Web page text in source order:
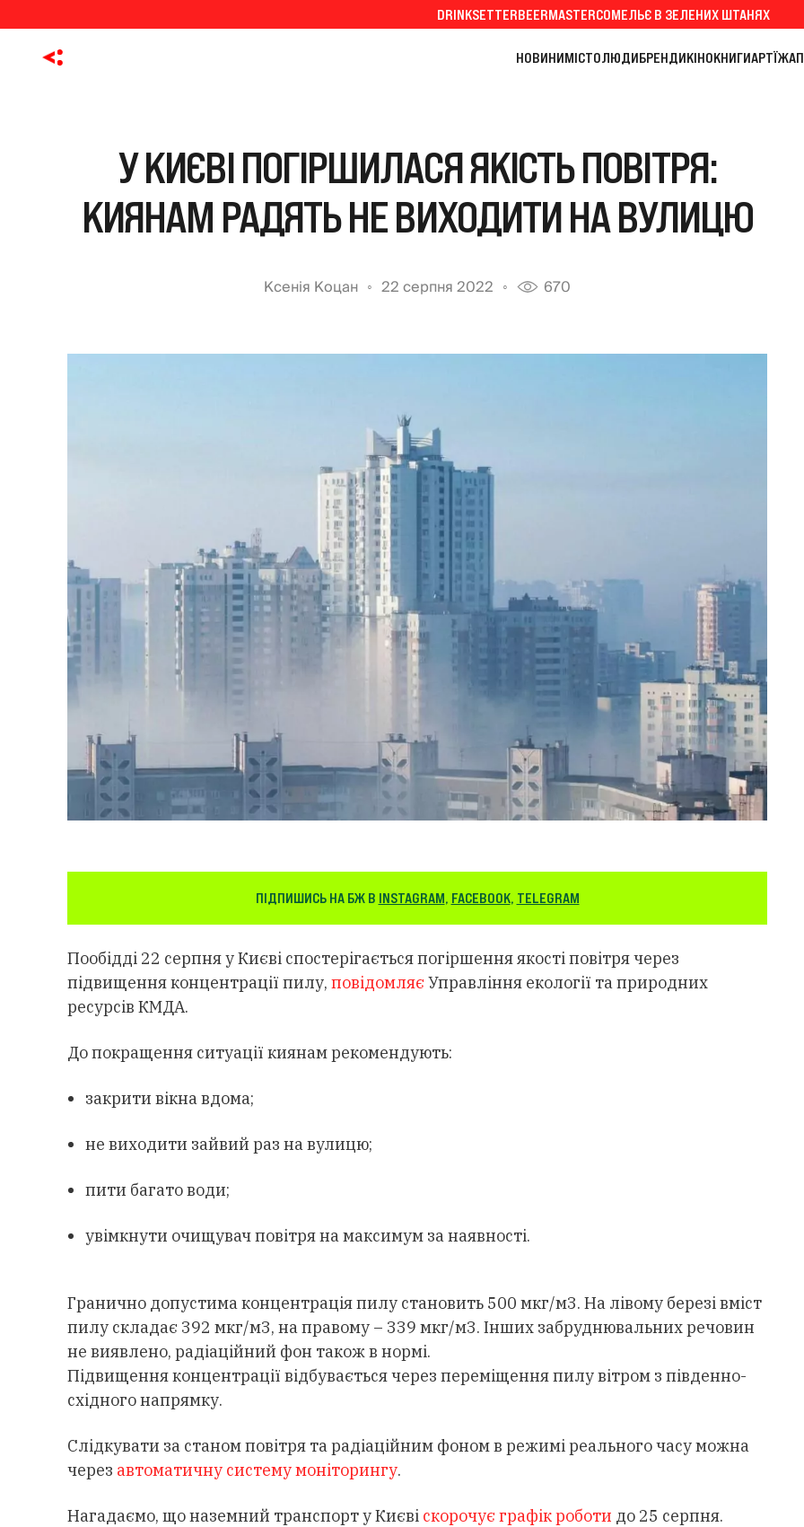
DRINKSETTERBEERMASTERСОМЕЛЬЄ В ЗЕЛЕНИХ ШТАНЯХ
НОВИНИМІСТОЛЮДИБРЕНДИКІНОКНИГИАРТЇЖА
У КИЄВІ ПОГІРШИЛАСЯ ЯКІСТЬ ПОВІТРЯ:
КИЯНАМ РАДЯТЬ НЕ ВИХОДИТИ НА ВУЛИЦЮ
Ксенія Коцан 22 серпня 2022 670
ПІДПИШИСЬ НА БЖ В INSTAGRAM, FACEBOOK, TELEGRAM
Пообідді 22 серпня у Києві спостерігається погіршення якості повітря через
підвищення концентрації пилу, повідомляє Управління екології та природних
ресурсів КМДА.
До покращення ситуації киянам рекомендують:
закрити вікна вдома;
не виходити зайвий раз на вулицю;
пити багато води;
увімкнути очищувач повітря на максимум за наявності.
Гранично допустима концентрація пилу становить 500 мкг/м3. На лівому березі вміст
пилу складає 392 мкг/м3, на правому – 339 мкг/м3. Інших забруднювальних речовин
не виявлено, радіаційний фон також в нормі.
Підвищення концентрації відбувається через переміщення пилу вітром з південно-
східного напрямку.
Слідкувати за станом повітря та радіаційним фоном в режимі реального часу можна
через автоматичну систему моніторингу.
Нагадаємо, що наземний транспорт у Києві скорочує графік роботи до 25 серпня.